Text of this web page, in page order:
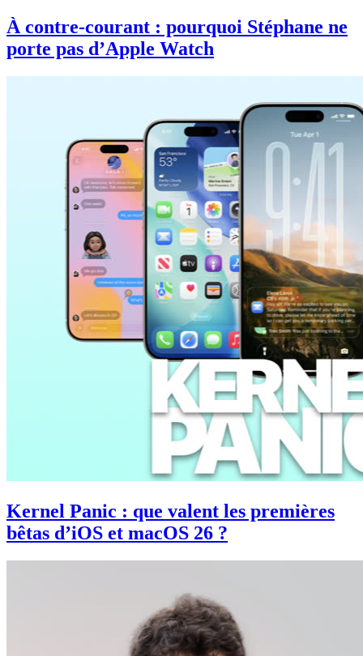
À contre-courant : pourquoi Stéphane ne
porte pas d’Apple Watch
Kernel Panic : que valent les premières
bêtas d’iOS et macOS 26 ?